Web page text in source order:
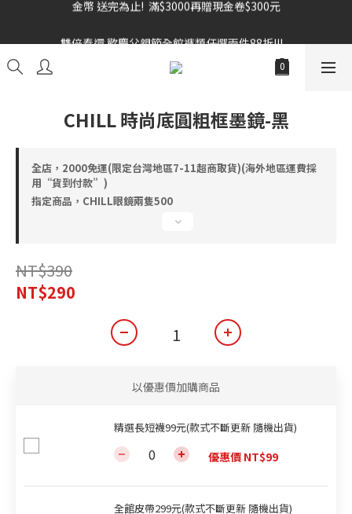
雙倍奉還 歡慶父親節全館褲類任選兩件88折!!!
CHILL 時尚底圓粗框墨鏡-黑
全店，2000免運(限定台灣地區7-11超商取貨)(海外地區運費採
用“貨到付款”)
指定商品，CHILL眼鏡兩隻500
NT$390
NT$290
以優惠價加購商品
精選長短襪99元(款式不斷更新 隨機出貨)
優惠價 NT$99
全館皮帶299元(款式不斷更新 隨機出貨)